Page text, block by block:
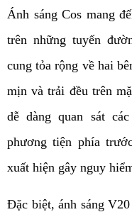
Ánh sáng Cos mang
trên những tuyến
cung tỏa rộng về hai
mịn và trải đều trên
dễ dàng quan sát
phương tiện phía
xuất hiện gây nguy
Đặc biệt, ánh sáng